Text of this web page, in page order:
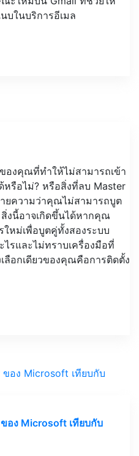
บในบริการอีเมล
องคุณที่ทำให้ไม่สามารถเข้า
รือไม่? หรือสิ่งที่ลบ Master
ยความว่าคุณไม่สามารถบูต
งนี้อาจเกิดขึ้นได้หากคุณ
หม่เพื่อบูตคู่ทั้งสองระบบ
รและไม่ทราบเครื่องมือที่
อกเดียวของคุณคือการติดตั้ง
อง Microsoft เทียบกับ